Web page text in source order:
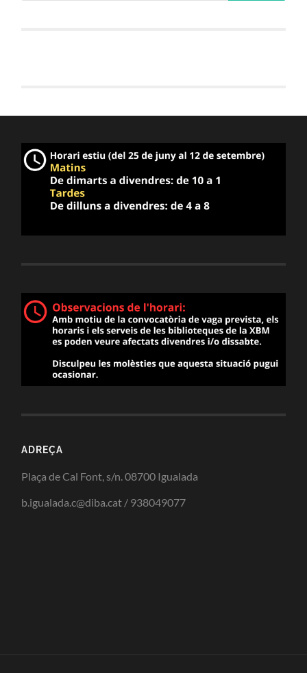
ADREÇA
Plaça de Cal Font, s/n. 08700 Igualada
b.igualada.c@diba.cat / 938049077